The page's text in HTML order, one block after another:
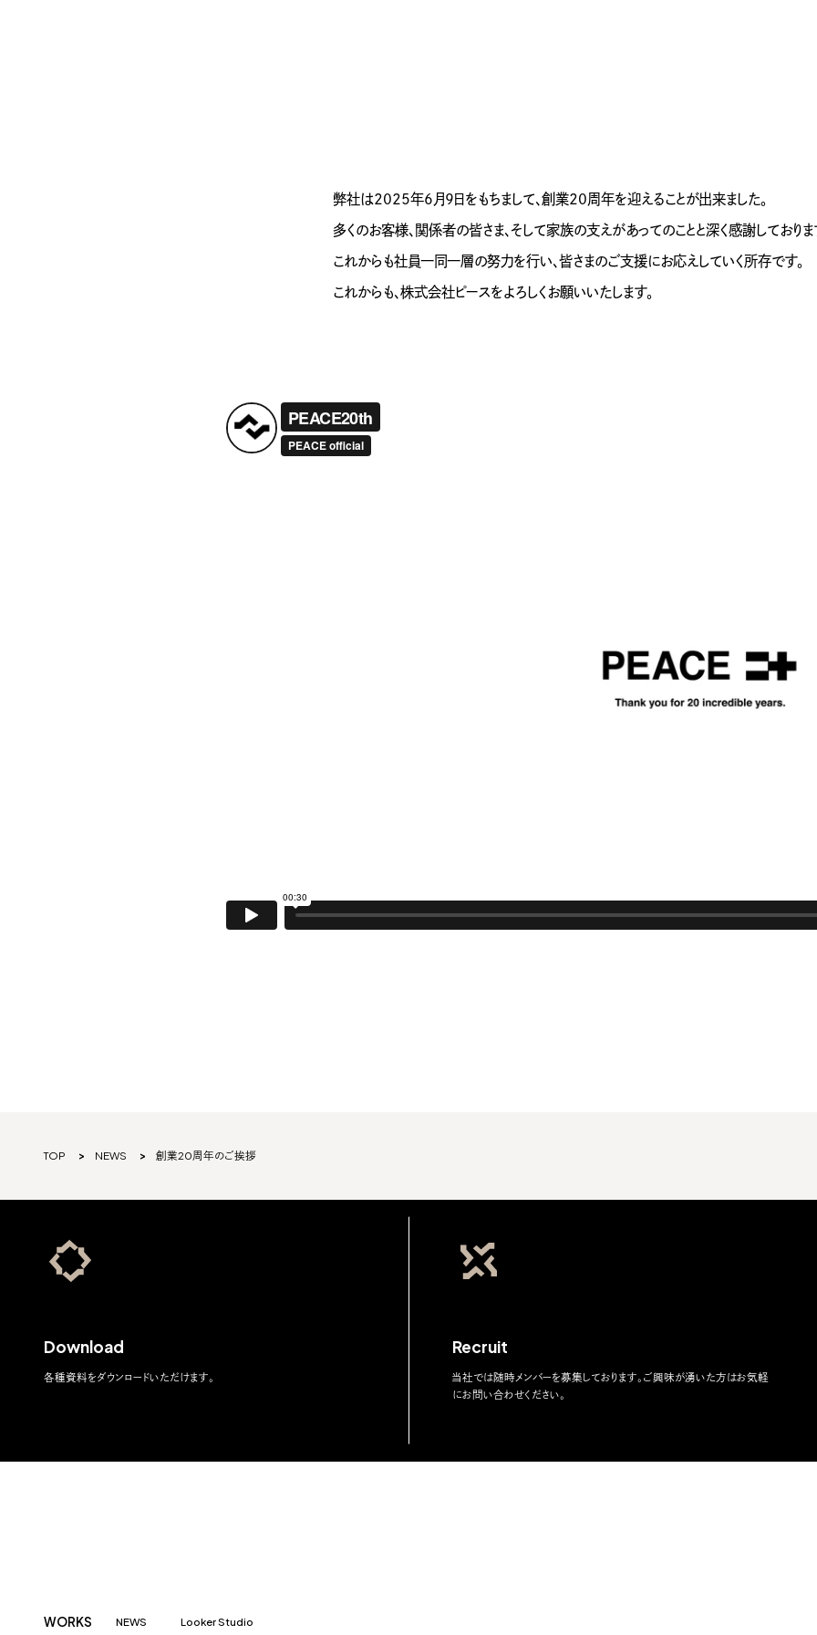
弊社は2025年6月9日をもちまして、創業20周年を迎えることが出来ました。
多くのお客様、関係者の皆さま、そして家族の支えがあってのことと深く感謝しておりま
これからも社員一同一層の努力を行い、皆さまのご支援にお応えしていく所存です。
これからも、株式会社ピースをよろしくお願いいたします。
TOP NEWS 創業20周年のご挨拶
Download
各種資料をダウンロードいただけます。
Recruit
当社では随時メンバーを募集しております。ご興味が湧いた方はお気軽
にお問い合わせください。
WORKS NEWS Looker Studio